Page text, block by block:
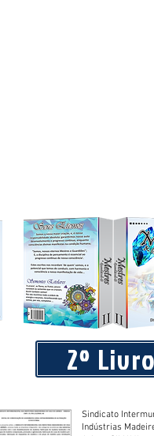
2º
Sindicato
Indústrias